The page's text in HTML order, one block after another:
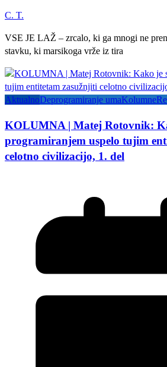
C. T.
VSE JE LAŽ – zrcalo, ki ga mnogi ne
stavku, ki marsikoga vrže iz tira
AktualnoDeprogramiranje umaKolumne
KOLUMNA | Matej Rotovnik:
programiranjem uspelo tujim
celotno civilizacijo, 1. del